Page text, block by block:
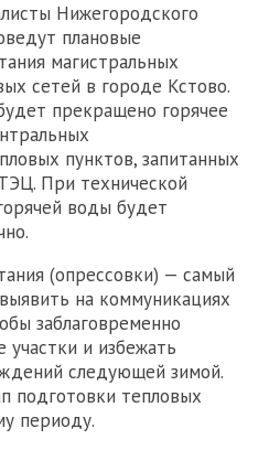
Нижегородского
плановые
магистральных
сетей в городе Кстово.
прекращено горячее
пунктов, запитанных
При технической
воды будет
(опрессовки) — самый
на коммуникациях
заблаговременно
участки и избежать
следующей зимой.
подготовки тепловых
периоду.